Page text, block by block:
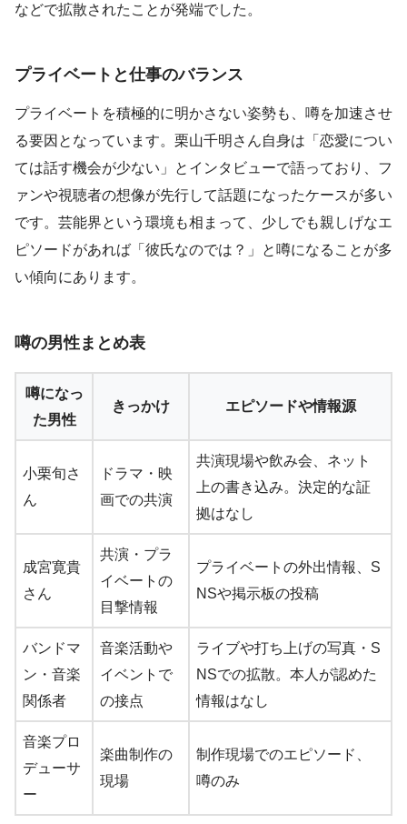
などで拡散されたことが発端でした。
プライベートと仕事のバランス
プライベートを積極的に明かさない姿勢も、噂を加速させ
る要因となっています。栗山千明さん自身は「恋愛につい
ては話す機会が少ない」とインタビューで語っており、フ
ァンや視聴者の想像が先行して話題になったケースが多い
です。芸能界という環境も相まって、少しでも親しげなエ
ピソードがあれば「彼氏なのでは？」と噂になることが多
い傾向にあります。
噂の男性まとめ表
噂になっ
た男性
きっかけ エピソードや情報源
小栗旬さ
ん
ドラマ・映
画での共演
共演現場や飲み会、ネット
上の書き込み。決定的な証
拠はなし
成宮寛貴
さん
共演・プラ
イベートの
目撃情報
プライベートの外出情報、S
NSや掲示板の投稿
バンドマ
ン・音楽
関係者
音楽活動や
イベントで
の接点
ライブや打ち上げの写真・S
NSでの拡散。本人が認めた
情報はなし
音楽プロ
デューサ
ー
楽曲制作の
現場
制作現場でのエピソード、
噂のみ